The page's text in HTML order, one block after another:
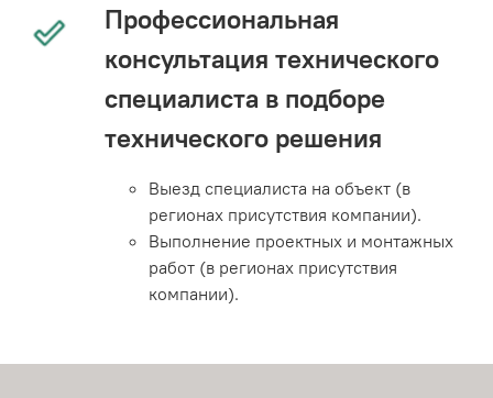
Профессиональная
консультация технического
специалиста в подборе
технического решения
Выезд специалиста на объект (в
регионах присутствия компании).
Выполнение проектных и монтажных
работ (в регионах присутствия
компании).